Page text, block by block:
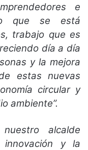
e
que se está
trabajo que es
día a día
y la mejora
estas nuevas
circular y
ambiente”.
alcalde
y la